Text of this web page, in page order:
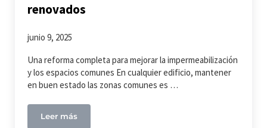
renovados
junio 9, 2025
Una reforma completa para mejorar la impermeabilización
y los espacios comunes En cualquier edificio, mantener
en buen estado las zonas comunes es …
Leer másReforma comunidad de propietarios en Madrid: